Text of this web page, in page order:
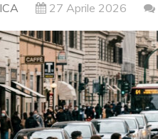
27 Aprile 2026